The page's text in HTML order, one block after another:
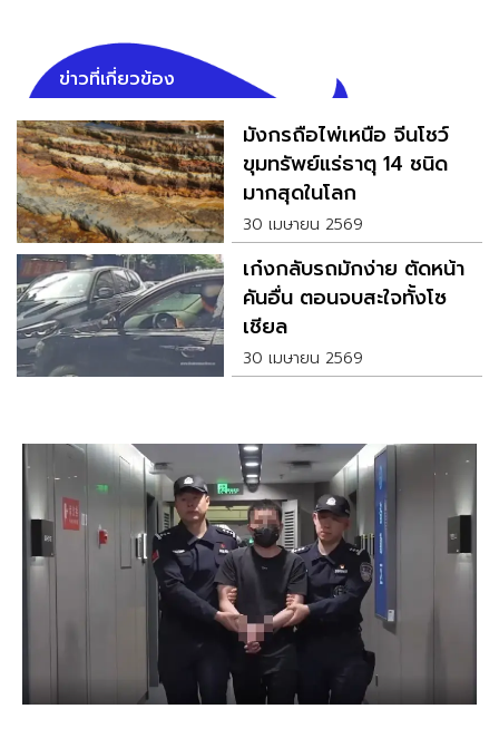
ข่าวที่เกี่ยวข้อง
มังกรถือไพ่เหนือ จีนโชว์
ขุมทรัพย์แร่ธาตุ 14 ชนิด
มากสุดในโลก
30 เมษายน 2569
เก๋งกลับรถมักง่าย ตัดหน้า
คันอื่น ตอนจบสะใจทั้งโซ
เชียล
30 เมษายน 2569